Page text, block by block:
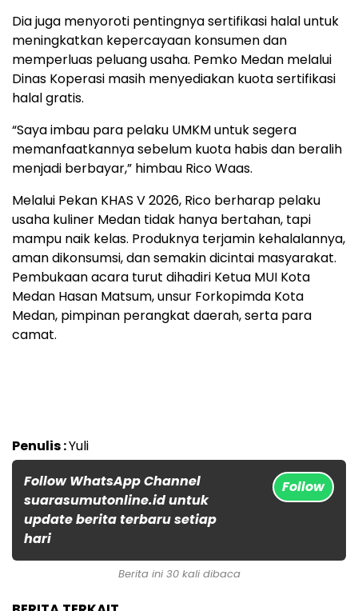
Dia juga menyoroti pentingnya sertifikasi halal untuk
meningkatkan kepercayaan konsumen dan
memperluas peluang usaha. Pemko Medan melalui
Dinas Koperasi masih menyediakan kuota sertifikasi
halal gratis.
“Saya imbau para pelaku UMKM untuk segera
memanfaatkannya sebelum kuota habis dan beralih
menjadi berbayar,” himbau Rico Waas.
Melalui Pekan KHAS V 2026, Rico berharap pelaku
usaha kuliner Medan tidak hanya bertahan, tapi
mampu naik kelas. Produknya terjamin kehalalannya,
aman dikonsumsi, dan semakin dicintai masyarakat.
Pembukaan acara turut dihadiri Ketua MUI Kota
Medan Hasan Matsum, unsur Forkopimda Kota
Medan, pimpinan perangkat daerah, serta para
camat.
Penulis :Yuli
Follow WhatsApp Channel
suarasumutonline.id untuk
update berita terbaru setiap
hari
Follow
Berita ini 30 kali dibaca